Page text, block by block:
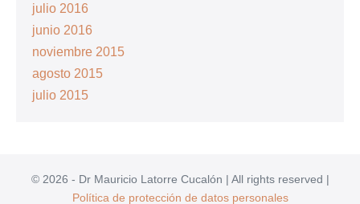
julio 2016
junio 2016
noviembre 2015
agosto 2015
julio 2015
© 2026 - Dr Mauricio Latorre Cucalón | All rights reserved |
Política de protección de datos personales